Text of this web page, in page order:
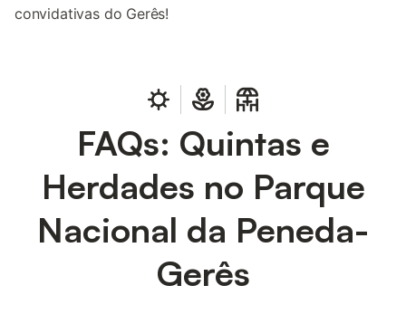
convidativas do Gerês!
FAQs: Quintas e
Herdades no Parque
Nacional da Peneda-
Gerês